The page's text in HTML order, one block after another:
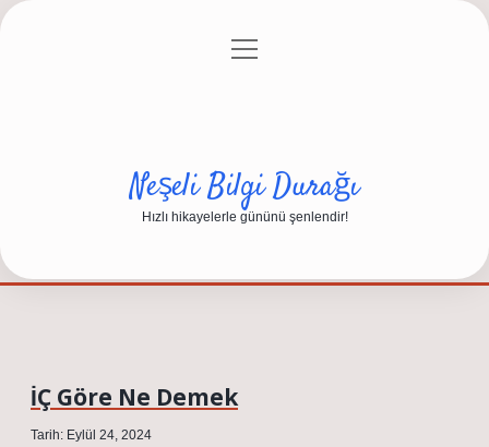
Gizlilik Politikası
menüyü
Neşeli Bilgi Durağı
Hızlı hikayelerle gününü şenlendir!
İÇ Göre Ne Demek
Tarih: Eylül 24, 2024